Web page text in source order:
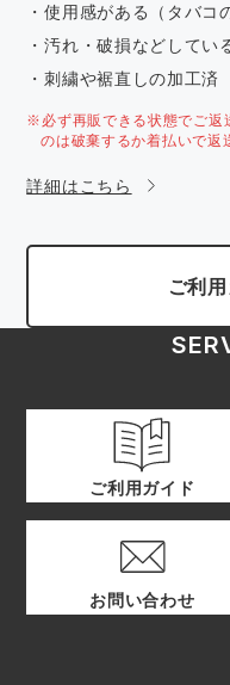
・使用感がある（タバコ
・汚れ・破損などしてい
・刺繍や裾直しの加工済
※必ず再販できる状態でご返
のは破棄するか着払いで返
詳細はこちら
ご利
ご利用ガイド
お問い合わせ